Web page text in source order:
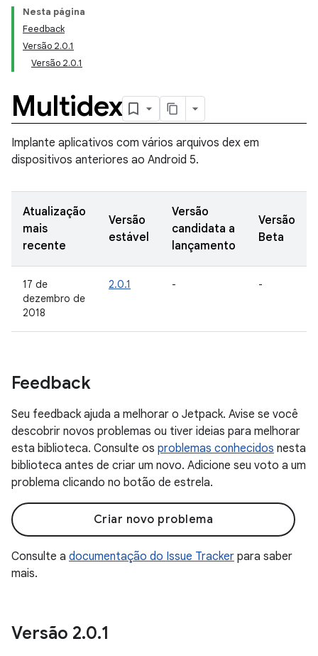
Nesta página
Feedback
Versão 2.0.1
Versão 2.0.1
Multidex
Implante aplicativos com vários arquivos dex em
dispositivos anteriores ao Android 5.
Atualização
mais
recente
Versão
estável
Versão
candidata a
lançamento
Versão
Beta
17 de
dezembro de
2018
2.0.1 - -
Feedback
Seu feedback ajuda a melhorar o Jetpack. Avise se você
descobrir novos problemas ou tiver ideias para melhorar
esta biblioteca. Consulte os problemas conhecidos nesta
biblioteca antes de criar um novo. Adicione seu voto a um
problema clicando no botão de estrela.
Criar novo problema
Consulte a documentação do Issue Tracker para saber
mais.
Versão 2.0.1